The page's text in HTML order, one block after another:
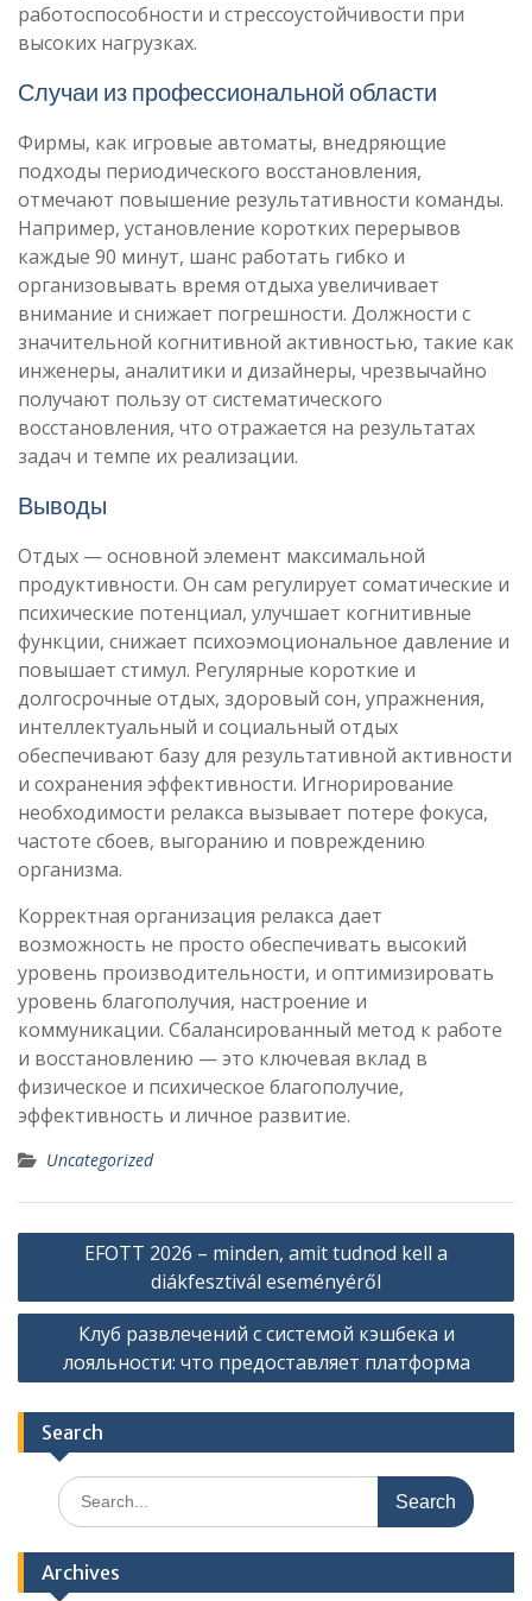
работоспособности и стрессоустойчивости при
высоких нагрузках.
Случаи из профессиональной области
Фирмы, как игровые автоматы, внедряющие
подходы периодического восстановления,
отмечают повышение результативности команды.
Например, установление коротких перерывов
каждые 90 минут, шанс работать гибко и
организовывать время отдыха увеличивает
внимание и снижает погрешности. Должности с
значительной когнитивной активностью, такие как
инженеры, аналитики и дизайнеры, чрезвычайно
получают пользу от систематического
восстановления, что отражается на результатах
задач и темпе их реализации.
Выводы
Отдых — основной элемент максимальной
продуктивности. Он сам регулирует соматические и
психические потенциал, улучшает когнитивные
функции, снижает психоэмоциональное давление и
повышает стимул. Регулярные короткие и
долгосрочные отдых, здоровый сон, упражнения,
интеллектуальный и социальный отдых
обеспечивают базу для результативной активности
и сохранения эффективности. Игнорирование
необходимости релакса вызывает потере фокуса,
частоте сбоев, выгоранию и повреждению
организма.
Корректная организация релакса дает
возможность не просто обеспечивать высокий
уровень производительности, и оптимизировать
уровень благополучия, настроение и
коммуникации. Сбалансированный метод к работе
и восстановлению — это ключевая вклад в
физическое и психическое благополучие,
эффективность и личное развитие.
Uncategorized
Post
EFOTT 2026 – minden, amit tudnod kell a
diákfesztivál eseményéről
Клуб развлечений с системой кэшбека и
лояльности: что предоставляет платформа
Search
Search
for:
Archives